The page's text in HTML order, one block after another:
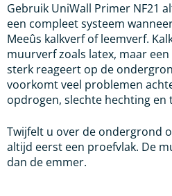
Gebruik UniWall Primer NF21
een compleet systeem
Meeûs kalkverf of leemverf.
muurverf zoals latex, maar
sterk reageert op de
voorkomt veel problemen
opdrogen, slechte hechting en
Twijfelt u over de ondergrond
altijd eerst een proefvlak. De
dan de emmer.